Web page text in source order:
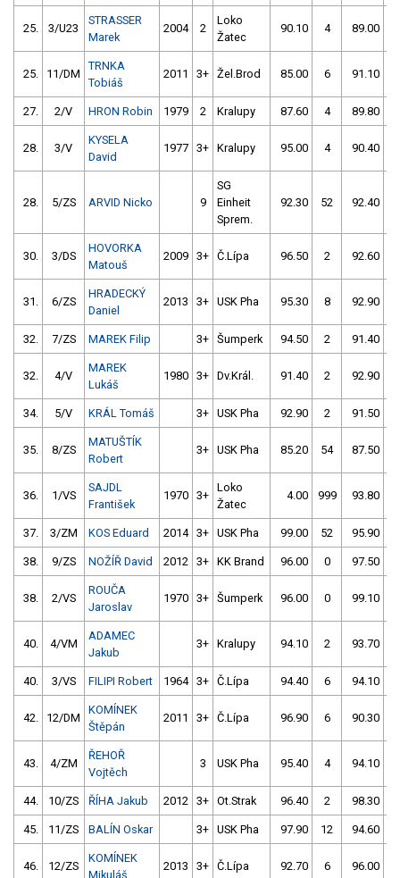
25. 3/U23
STRASSER
Marek
2004 2
Loko
Žatec
90.10 4 89.00
25. 11/DM
TRNKA
Tobiáš
2011 3+ Žel.Brod 85.00 6 91.10
27. 2/V HRON Robin 1979 2 Kralupy 87.60 4 89.80
28. 3/V
KYSELA
David
1977 3+ Kralupy 95.00 4 90.40
28. 5/ZS ARVID Nicko 9
SG
Einheit
Sprem.
92.30 52 92.40
30. 3/DS
HOVORKA
Matouš
2009 3+ Č.Lípa 96.50 2 92.60
31. 6/ZS
HRADECKÝ
Daniel
2013 3+ USK Pha 95.30 8 92.90
32. 7/ZS MAREK Filip 3+ Šumperk 94.50 2 91.40
32. 4/V
MAREK
Lukáš
1980 3+ Dv.Král. 91.40 2 92.90
34. 5/V KRÁL Tomáš 3+ USK Pha 92.90 2 91.50
35. 8/ZS
MATUŠTÍK
Robert
3+ USK Pha 85.20 54 87.50
36. 1/VS
SAJDL
František
1970 3+
Loko
Žatec
4.00 999 93.80
37. 3/ZM KOS Eduard 2014 3+ USK Pha 99.00 52 95.90
38. 9/ZS NOŽÍŘ David 2012 3+ KK Brand 96.00 0 97.50
38. 2/VS
ROUČA
Jaroslav
1970 3+ Šumperk 96.00 0 99.10
40. 4/VM
ADAMEC
Jakub
3+ Kralupy 94.10 2 93.70
40. 3/VS FILIPI Robert 1964 3+ Č.Lípa 94.40 6 94.10
42. 12/DM
KOMÍNEK
Štěpán
2011 3+ Č.Lípa 96.90 6 90.30
43. 4/ZM
ŘEHOŘ
Vojtěch
3 USK Pha 95.40 4 94.10
44. 10/ZS ŘÍHA Jakub 2012 3+ Ot.Strak 96.40 2 98.30
45. 11/ZS BALÍN Oskar 3+ USK Pha 97.90 12 94.60
46. 12/ZS
KOMÍNEK
Mikuláš
2013 3+ Č.Lípa 92.70 6 96.00